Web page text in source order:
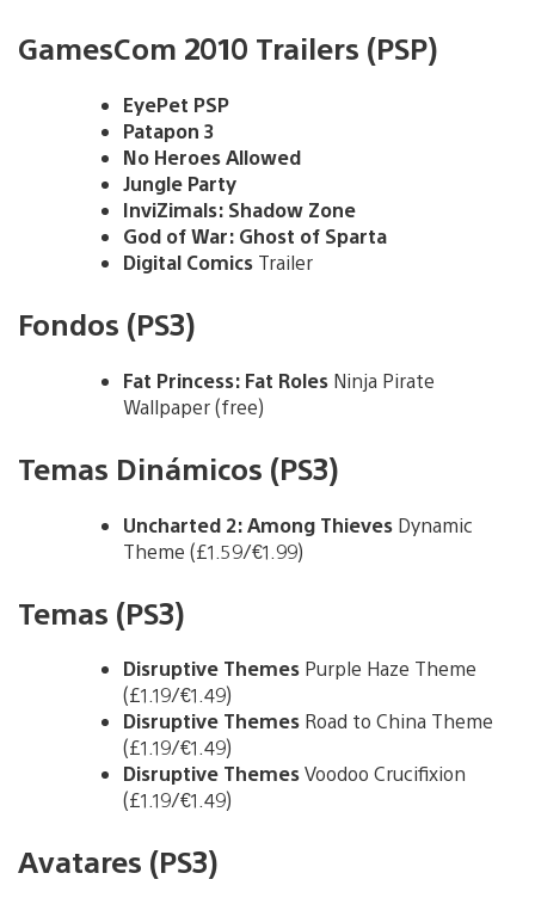
GamesCom 2010 Trailers (PSP)
EyePet PSP
Patapon 3
No Heroes Allowed
Jungle Party
InviZimals: Shadow Zone
God of War: Ghost of Sparta
Digital Comics Trailer
Fondos (PS3)
Fat Princess: Fat Roles Ninja Pirate
Wallpaper (free)
Temas Dinámicos (PS3)
Uncharted 2: Among Thieves Dynamic
Theme (£1.59/€1.99)
Temas (PS3)
Disruptive Themes Purple Haze Theme
(£1.19/€1.49)
Disruptive Themes Road to China Theme
(£1.19/€1.49)
Disruptive ThemesVoodoo Crucifixion
(£1.19/€1.49)
Avatares (PS3)